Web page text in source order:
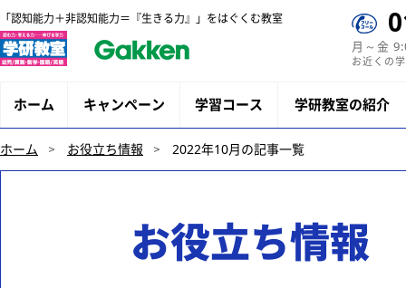
「認知能力＋非認知能力＝『生きる力』」をはぐくむ教室
月～金
お近くの
ホーム キャンペーン 学習コース 学研教室の紹介
ホーム お役立ち情報 2022年10月の記事一覧
お役立ち情報